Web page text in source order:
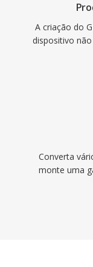
A criação do
dispositivo
Converta
monte uma